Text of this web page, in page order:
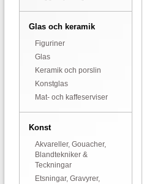
Glas och keramik
Figuriner
Glas
Keramik och porslin
Konstglas
Mat- och kaffeserviser
Konst
Akvareller, Gouacher,
Blandtekniker &
Teckningar
Etsningar, Gravyrer,